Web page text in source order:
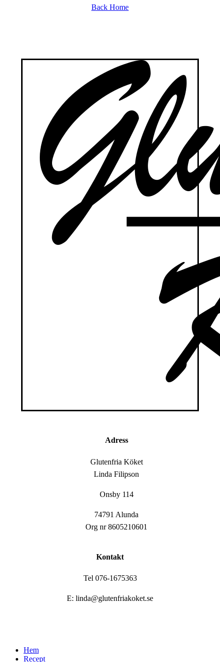
Back Home
Adress
Glutenfria Köket
Linda Filipson
Onsby 114
74791 Alunda
Org nr 8605210601
Kontakt
Tel 076-1675363
E: linda@glutenfriakoket.se
Close
Menu
Hem
Recept